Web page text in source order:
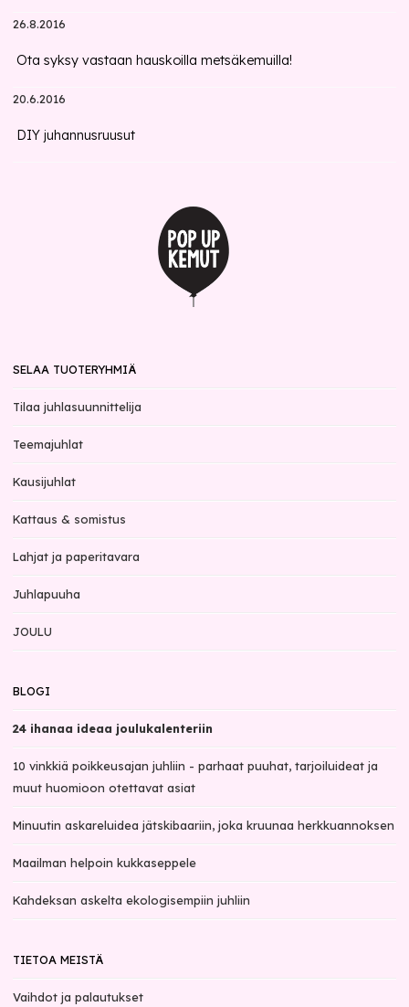
26.8.2016
Ota syksy vastaan hauskoilla metsäkemuilla!
20.6.2016
DIY juhannusruusut
SELAA TUOTERYHMIÄ
Tilaa juhlasuunnittelija
Teemajuhlat
Kausijuhlat
Kattaus & somistus
Lahjat ja paperitavara
Juhlapuuha
JOULU
BLOGI
24 ihanaa ideaa joulukalenteriin
10 vinkkiä poikkeusajan juhliin - parhaat puuhat, tarjoiluideat ja
muut huomioon otettavat asiat
Minuutin askareluidea jätskibaariin, joka kruunaa herkkuannoksen
Maailman helpoin kukkaseppele
Kahdeksan askelta ekologisempiin juhliin
TIETOA MEISTÄ
Vaihdot ja palautukset